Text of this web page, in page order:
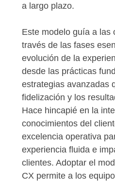
a largo plazo.
Este modelo guía a las
través de las fases
evolución de la
desde las prácticas
estrategias avanzadas
fidelización y los
Hace hincapié en la
conocimientos del
excelencia operativa
experiencia fluida e
clientes. Adoptar el
CX permite a los